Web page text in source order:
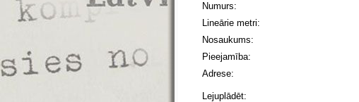
Numurs:
Lineārie metri:
Nosaukums:
Pieejamība:
Adrese:
Lejuplādēt: